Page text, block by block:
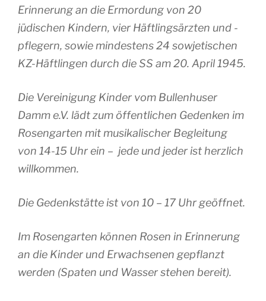
Erinnerung an die Ermordung von 20
jüdischen Kindern, vier Häftlingsärzten und -
pflegern, sowie mindestens 24 sowjetischen
KZ-Häftlingen durch die SS am 20. April 1945.
Die Vereinigung Kinder vom Bullenhuser
Damm e.V. lädt zum öffentlichen Gedenken im
Rosengarten mit musikalischer Begleitung
von 14-15 Uhr ein – jede und jeder ist herzlich
willkommen.
Die Gedenkstätte ist von 10 – 17 Uhr geöffnet.
Im Rosengarten können Rosen in Erinnerung
an die Kinder und Erwachsenen gepflanzt
werden (Spaten und Wasser stehen bereit).